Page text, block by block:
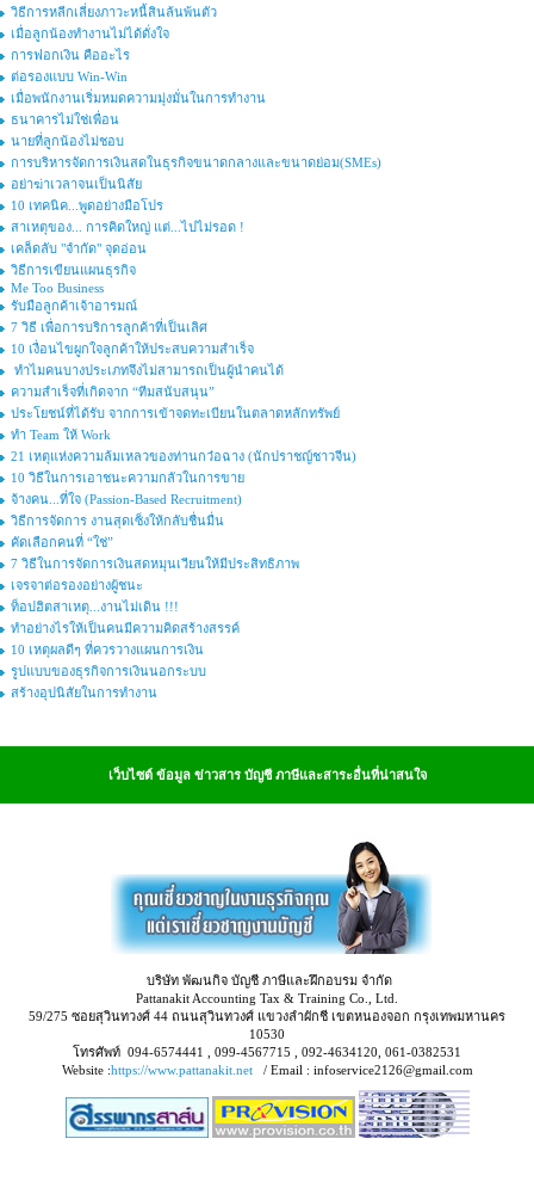
วิธีการหลีกเลี่ยงภาวะหนี้สินล้นพ้นตัว
เมื่อลูกน้องทำงานไม่ได้ดั่งใจ
การฟอกเงิน คืออะไร
ต่อรองแบบ Win-Win
เมื่อพนักงานเริ่มหมดความมุ่งมั่นในการทำงาน
ธนาคารไม่ใช่เพื่อน
นายที่ลูกน้องไม่ชอบ
การบริหารจัดการเงินสดในธุรกิจขนาดกลางและขนาดย่อม(SMEs)
อย่าฆ่าเวลาจนเป็นนิสัย
10 เทคนิค...พูดอย่างมือโปร
สาเหตุของ... การคิดใหญ่ แต่...ไปไม่รอด !
เคล็ดลับ "จำกัด" จุดอ่อน
วิธีการเขียนแผนธุรกิจ
Me Too Business
รับมือลูกค้าเจ้าอารมณ์
7 วิธี เพื่อการบริการลูกค้าที่เป็นเลิศ
10 เงื่อนไขผูกใจลูกค้าให้ประสบความสำเร็จ
ทำไมคนบางประเภทจึงไม่สามารถเป็นผู้นำคนได้
ความสำเร็จที่เกิดจาก “ทีมสนับสนุน”
ประโยชน์ที่ได้รับ จากการเข้าจดทะเบียนในตลาดหลักทรัพย์
ทำ Team ให้ Work
21 เหตุแห่งความล้มเหลวของท่านกว๋อฉาง (นักปราชญ์ชาวจีน)
10 วิธีในการเอาชนะความกลัวในการขาย
จ้างคน...ที่ใจ (Passion-Based Recruitment)
วิธีการจัดการ งานสุดเซ็งให้กลับชื่นมื่น
คัดเลือกคนที่ “ใช่”
7 วิธีในการจัดการเงินสดหมุนเวียนให้มีประสิทธิภาพ
เจรจาต่อรองอย่างผู้ชนะ
ท็อปฮิตสาเหตุ...งานไม่เดิน !!!
ทำอย่างไรให้เป็นคนมีความคิดสร้างสรรค์
10 เหตุผลดีๆ ที่ควรวางแผนการเงิน
รูปแบบของธุรกิจการเงินนอกระบบ
สร้างอุปนิสัยในการทำงาน
เว็บไซต์ ข้อมูล ข่าวสาร บัญชี ภาษีและสาระอื่นที่น่าสนใจ
บริษัท พัฒนกิจ บัญชี ภาษีและฝึกอบรม จำกัด
Pattanakit Accounting Tax & Training Co., Ltd.
59/275 ซอยสุวินทวงศ์ 44 ถนนสุวินทวงศ์ แขวงลำผักชี เขตหนองจอก กรุงเทพมหานคร
10530
โทรศัพท์ 094-6574441 , 099-4567715 , 092-4634120, 061-0382531
Website :https://www.pattanakit.net/ Email : infoservice2126@gmail.com